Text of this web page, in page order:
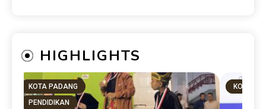
HIGHLIGHTS
KOTA PADANG
PENDIDIKAN
KOTA